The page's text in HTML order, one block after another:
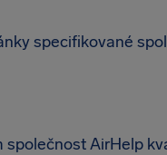
specifikované
společnost AirHelp